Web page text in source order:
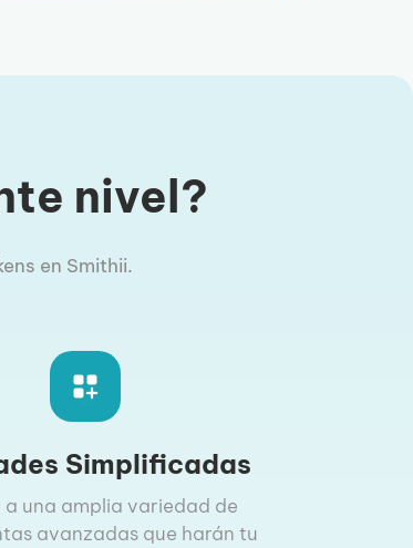
nivel?
en Smithii.
Simplificadas
a una amplia variedad de
avanzadas que harán tu